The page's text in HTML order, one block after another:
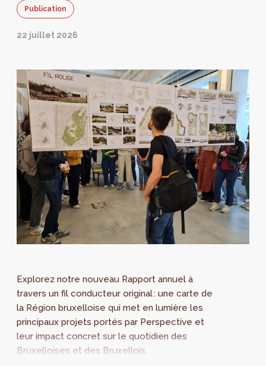
Publication
22 juillet 2026
Explorez notre nouveau Rapport annuel à
travers un fil conducteur original : une carte de
la Région bruxelloise qui met en lumière les
principaux projets portés par Perspective et
leur impact concret sur le quotidien des
Bruxelloises et des Bruxellois.